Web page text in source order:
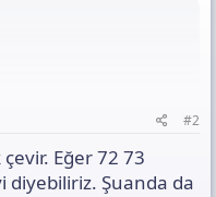
#2
Eğer 72 73
diyebiliriz. Şuanda da